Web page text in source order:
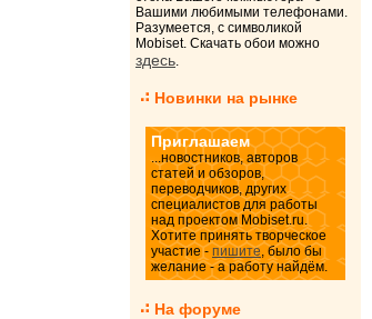
Вашими любимыми телефонами.
Разумеется, с символикой
Mobiset. Скачать обои можно
здесь.
Новинки на рынке
Приглашаем
...новостников, авторов
статей и обзоров,
переводчиков, других
специалистов для работы
над проектом Mobiset.ru.
Хотите принять творческое
участие - пишите, было бы
желание - а работу найдём.
На форуме